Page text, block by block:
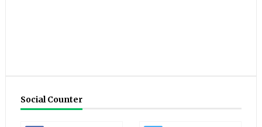
Social Counter